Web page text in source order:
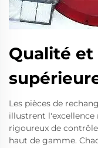
Qualité
Les pièces de
illustrent l'excellence
rigoureux de
haut de gamme.